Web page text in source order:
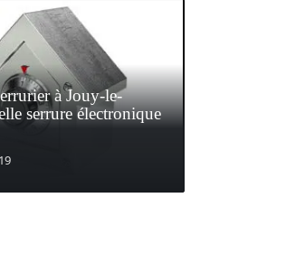
à Jouy-le-
serrure électronique